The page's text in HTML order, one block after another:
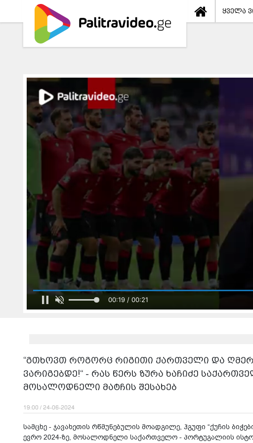
ყველა
თავიდან
იტვირთება შემდეგი
"მან მთხოვა ეს...რომ მკითხოთ ყველაზე ბედნიერი
სთხოვა პატრიარქმა
“გთხოვთ როგორც რიგითი ქართველი და
ვარიგებდე!“ - რას წერს ზურა ხაჩიძე
მოსალოდნელი მატჩის შესახებ
19:00 / 24-06-2024
სამცხე - ჯავახეთის რწმუნებულის მოადგილე, ჰგუფი “ქუჩის
ევრო 2024-ზე, მოსალოდნელი საქართველო - პორტუგალიის